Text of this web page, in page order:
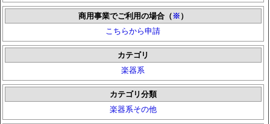
商用事業でご利用の場合（ ※ ）
こちらから申請
カテゴリ
楽器系
カテゴリ分類
楽器系その他